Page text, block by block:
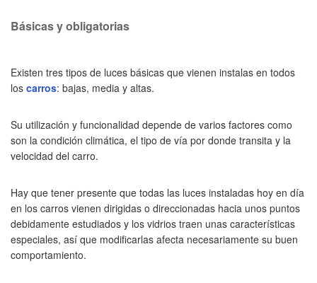
Básicas y obligatorias
Existen tres tipos de luces básicas que vienen instalas en todos
los carros: bajas, media y altas.
Su utilización y funcionalidad depende de varios factores como
son la condición climática, el tipo de vía por donde transita y la
velocidad del carro.
Hay que tener presente que todas las luces instaladas hoy en día
en los carros vienen dirigidas o direccionadas hacia unos puntos
debidamente estudiados y los vidrios traen unas características
especiales, así que modificarlas afecta necesariamente su buen
comportamiento.